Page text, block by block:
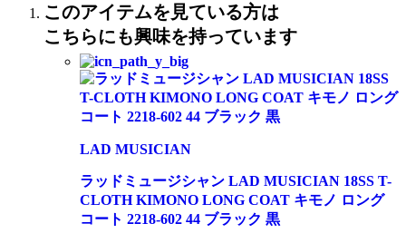
このアイテムを見ている方は
こちらにも興味を持っています
LAD MUSICIAN
ラッドミュージシャン LAD MUSICIAN 18SS T-
CLOTH KIMONO LONG COAT キモノ ロング
コート 2218-602 44 ブラック 黒